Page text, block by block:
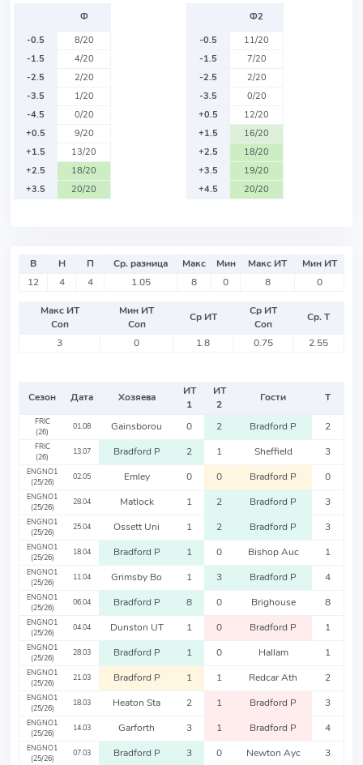
Ф
-0.5
8/20
-1.5
4/20
-2.5
2/20
-3.5
1/20
-4.5
0/20
+0.5
9/20
+1.5
13/20
+2.5
18/20
+3.5
20/20
Ф2
-0.5
11/20
-1.5
7/20
-2.5
2/20
-3.5
0/20
+0.5
12/20
+1.5
16/20
+2.5
18/20
+3.5
19/20
+4.5
20/20
В Н П Ср. разница Макс Мин Макс ИТ
Мин ИТ
12
4 4 1.05 8 0 8 0
Макс ИТ
Соп
Мин ИТ
Соп
Ср ИТ
Ср ИТ
Соп
Ср. Т
3
0 1.8 0.75 2.55
Сезон Дата Хозяева
ИТ
1
ИТ
2
Гости Т
FRIC
(26)
01.08 Gainsborou 0 2 Bradford P 2
FRIC
(26)
13.07 Bradford P 2 1 Sheffield 3
ENGNO1
(25/26)
02.05 Emley 0 0 Bradford P 0
ENGNO1
(25/26)
28.04 Matlock 1 2 Bradford P 3
ENGNO1
(25/26)
25.04 Ossett Uni 1 2 Bradford P 3
ENGNO1
(25/26)
18.04 Bradford P 1 0 Bishop Auc 1
ENGNO1
(25/26)
11.04 Grimsby Bo 1 3 Bradford P 4
ENGNO1
(25/26)
06.04 Bradford P 8 0 Brighouse 8
ENGNO1
(25/26)
04.04 Dunston UT 1 0 Bradford P 1
ENGNO1
(25/26)
28.03 Bradford P 1 0 Hallam 1
ENGNO1
(25/26)
21.03 Bradford P 1 1 Redcar Ath 2
ENGNO1
(25/26)
18.03 Heaton Sta 2 1 Bradford P 3
ENGNO1
(25/26)
14.03 Garforth 3 1 Bradford P 4
ENGNO1
(25/26)
07.03 Bradford P 3 0 Newton Ayc 3